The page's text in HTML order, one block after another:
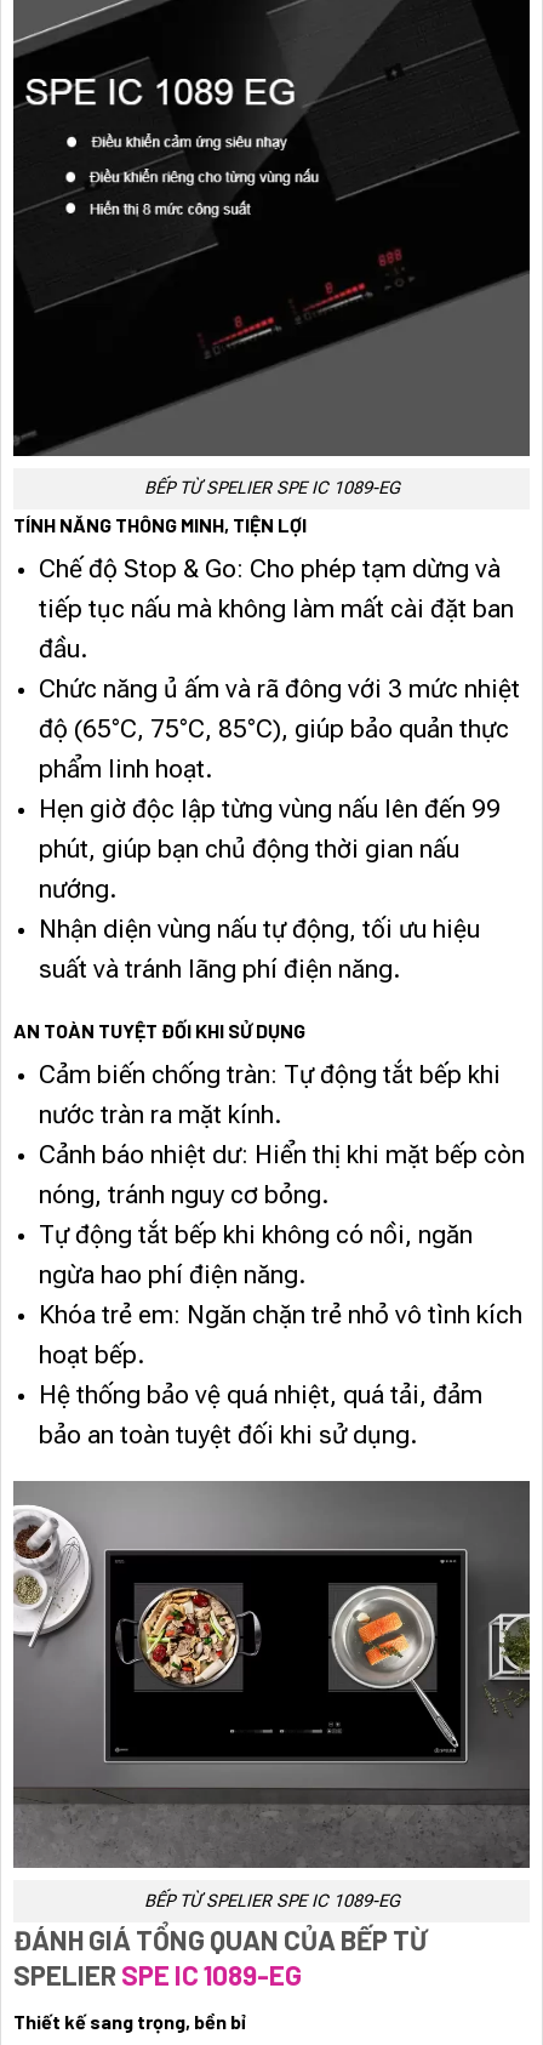
BẾP TỪ SPELIER SPE IC 1089-EG
TÍNH NĂNG THÔNG MINH, TIỆN LỢI
Chế độ Stop & Go: Cho phép tạm dừng và
tiếp tục nấu mà không làm mất cài đặt ban
đầu.
Chức năng ủ ấm và rã đông với 3 mức nhiệt
độ (65°C, 75°C, 85°C), giúp bảo quản thực
phẩm linh hoạt.
Hẹn giờ độc lập từng vùng nấu lên đến 99
phút, giúp bạn chủ động thời gian nấu
nướng.
Nhận diện vùng nấu tự động, tối ưu hiệu
suất và tránh lãng phí điện năng.
AN TOÀN TUYỆT ĐỐI KHI SỬ DỤNG
Cảm biến chống tràn: Tự động tắt bếp khi
nước tràn ra mặt kính.
Cảnh báo nhiệt dư: Hiển thị khi mặt bếp còn
nóng, tránh nguy cơ bỏng.
Tự động tắt bếp khi không có nồi, ngăn
ngừa hao phí điện năng.
Khóa trẻ em: Ngăn chặn trẻ nhỏ vô tình kích
hoạt bếp.
Hệ thống bảo vệ quá nhiệt, quá tải, đảm
bảo an toàn tuyệt đối khi sử dụng.
BẾP TỪ SPELIER SPE IC 1089-EG
ĐÁNH GIÁ TỔNG QUAN CỦA BẾP TỪ
SPELIER SPE IC 1089-EG
Thiết kế sang trọng, bền bỉ